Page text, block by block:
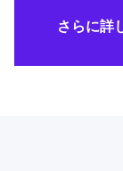
さらに詳